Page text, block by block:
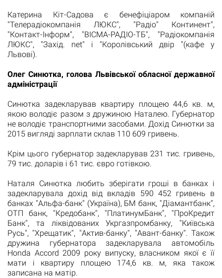
Катерина Кіт-Садова є бенефіціаром компаній
"Телерадіокомпанія ЛЮКС", "Радіо" Континент",
"Контакт-Інформ", "ВІСМА-РАДІО-ТБ", "Радіокомпанія
ЛЮКС", "Захід. net" і "Королівський двір "(кафе у
Львові).
Олег Синютка, голова Львівської обласної державної
адміністрації
Синютка задекларував квартиру площею 44,6 кв. м,
якою володіє разом з дружиною Наталею. Губернатор
не володіє транспортними засобами.Дохід Синютки за
2015 вигляді зарплати склав 110 609 гривень.
Крім цього губернатор задекларував 231 тис. гривень,
79 тис. доларів і 61 тис. євро готівкою.
Наталя Синютка любить зберігати гроші в банках і
задекларувала дохід від вкладів 590 452 гривень в
банках "Альфа-банк" (Україна), БМ банк, "Діамантбанк",
ОТП банк, "Кредобанк", "ПлатинумБанк", "ПроКредит
Банк", та ліквідованих Укргазпромбанку, "Київська
Русь", "Хрещатик", "Актив-банку", "Авант-банку". Також
дружина губернатора задекларувала автомобіль
Honda Accord 2009 року випуску, власником якої є її
мати і квартиру площею 174,6 кв. м, яка також
записана на матір.